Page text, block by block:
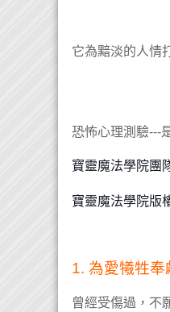
它為黯淡的人情
恐怖心理測驗---
寶靈魔法學院團
寶靈魔法學院版
1. 為愛犧牲奉
曾經受傷過，不